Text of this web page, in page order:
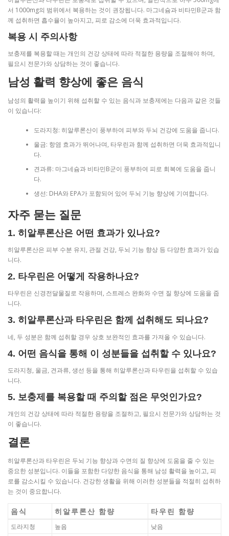
서 1000mg의 범위에서 복용하는 것이 권장됩니다. 마그네슘과 비타민B군과 함
께 섭취하면 흡수율이 높아지고, 피로 감소에 더욱 효과적입니다.
복용 시 주의사항
보충제를 복용할 때는 개인의 건강 상태에 따라 적절한 용량을 조절해야 하며,
필요시 전문가와 상담하는 것이 좋습니다.
남성 활력 향상에 좋은 음식
남성의 활력을 높이기 위해 섭취할 수 있는 음식과 보충제에는 다음과 같은 것들
이 있습니다:
도라지청: 히알루론산이 풍부하여 피부와 두뇌 건강에 도움을 줍니다.
울금: 항염 효과가 뛰어나며, 타우린과 함께 섭취하면 더욱 효과적입니
다.
견과류: 마그네슘과 비타민B군이 풍부하여 피로 회복에 도움을 줍니
다.
생선: DHA와 EPA가 포함되어 있어 두뇌 기능 향상에 기여합니다.
자주 묻는 질문
1. 히알루론산은 어떤 효과가 있나요?
히알루론산은 피부 수분 유지, 관절 건강, 두뇌 기능 향상 등 다양한 효과가 있습
니다.
2. 타우린은 어떻게 작용하나요?
타우린은 신경전달물질로 작용하며, 스트레스 완화와 수면 질 향상에 도움을 줍
니다.
3. 히알루론산과 타우린은 함께 섭취해도 되나요?
네, 두 성분은 함께 섭취할 경우 상호 보완적인 효과를 가져올 수 있습니다.
4. 어떤 음식을 통해 이 성분들을 섭취할 수 있나요?
도라지청, 울금, 견과류, 생선 등을 통해 히알루론산과 타우린을 섭취할 수 있습
니다.
5. 보충제를 복용할 때 주의할 점은 무엇인가요?
개인의 건강 상태에 따라 적절한 용량을 조절하고, 필요시 전문가와 상담하는 것
이 좋습니다.
결론
히알루론산과 타우린은 두뇌 기능 향상과 수면의 질 향상에 도움을 줄 수 있는
중요한 성분입니다. 이들을 포함한 다양한 음식을 통해 남성 활력을 높이고, 피
로를 감소시킬 수 있습니다. 건강한 생활을 위해 이러한 성분들을 적절히 섭취하
는 것이 중요합니다.
음식 히알루론산 함량 타우린 함량
도라지청 높음
낮음